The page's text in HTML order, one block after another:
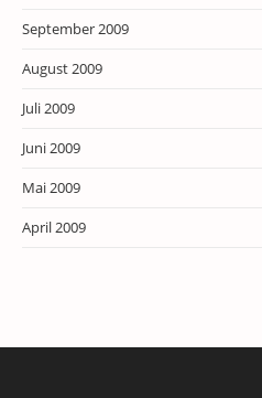
September 2009
August 2009
Juli 2009
Juni 2009
Mai 2009
April 2009